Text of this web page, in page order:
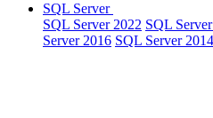
SQL Server
SQL Server 2022 SQL
Server 2016 SQL Server 2014